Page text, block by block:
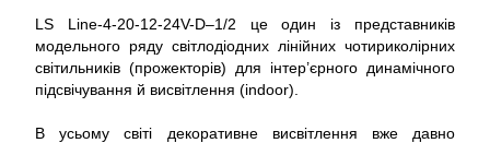
LS Line-4-20-12-24V-D–1/2 це один із представників
модельного ряду світлодіодних лінійних чотириколірних
світильників (прожекторів) для інтер’єрного динамічного
підсвічування й висвітлення (indoor).
В усьому світі декоративне висвітлення вже давно